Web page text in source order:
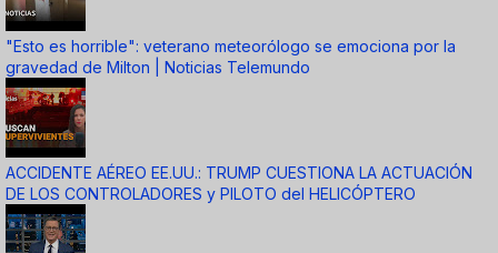
"Esto es horrible": veterano meteorólogo se emociona por la
gravedad de Milton | Noticias Telemundo
ACCIDENTE AÉREO EE.UU.: TRUMP CUESTIONA LA ACTUACIÓN
DE LOS CONTROLADORES y PILOTO del HELICÓPTERO